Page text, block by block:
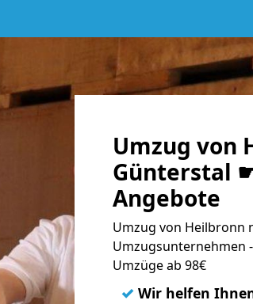
Umzug von
Günterstal
Angebote
Umzug von Heilbronn
Umzugsunternehmen
Umzüge ab 98€
✓ Wir helfen